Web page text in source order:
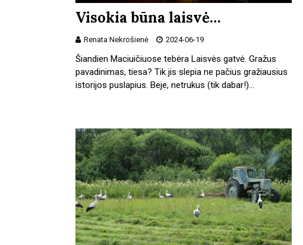
Visokia būna laisvė…
Renata Nekrošienė 2024-06-19
Šiandien Maciuičiuose tebėra Laisvės gatvė. Gražus
pavadinimas, tiesa? Tik jis slepia ne pačius gražiausius
istorijos puslapius. Beje, netrukus (tik dabar!)…